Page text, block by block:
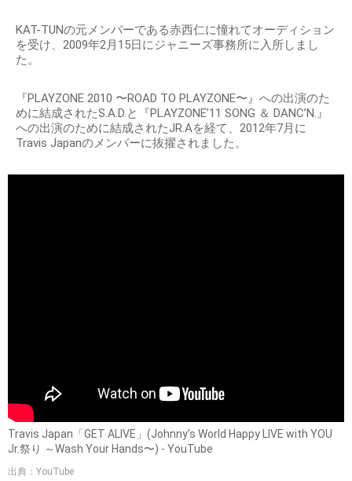
KAT-TUNの元メンバーである赤西仁に憧れてオーディション
を受け、2009年2月15日にジャニーズ事務所に入所しまし
た。
『PLAYZONE 2010 〜ROAD TO PLAYZONE〜』への出演のた
めに結成されたS.A.D.と『PLAYZONE’11 SONG ＆ DANC’N.』
への出演のために結成されたJR.Aを経て、2012年7月に
Travis Japanのメンバーに抜擢されました。
Travis Japan「GET ALIVE」(Johnny’s World Happy LIVE with YOU
Jr.祭り ～Wash Your Hands〜) - YouTube
出典：YouTube